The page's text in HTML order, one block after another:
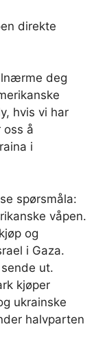
direkte
deg
hvis vi har
oss å
i
spørsmåla:
våpen.
og
i Gaza.
ut.
kjøper
ukrainske
halvparten